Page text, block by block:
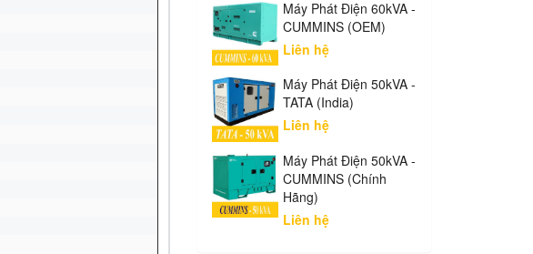
Máy Phát Điện 60kVA -
CUMMINS (OEM)
Liên hệ
Máy Phát Điện 50kVA -
TATA (India)
Liên hệ
Máy Phát Điện 50kVA -
CUMMINS (Chính
Hãng)
Liên hệ